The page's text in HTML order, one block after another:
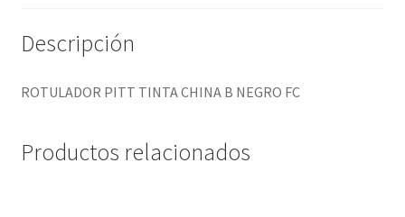
Descripción
ROTULADOR PITT TINTA CHINA B NEGRO FC
Productos relacionados